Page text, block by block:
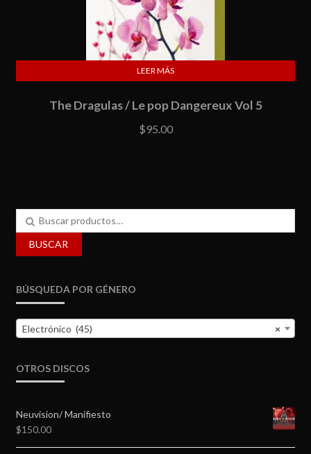
The Dragulas / Le pop Dangereux Vol 5
$95.00
LEER MÁS
Buscar
por:
BUSCAR
BÚSQUEDA POR GÉNERO
×
Electrónico (45)
OTROS DISCOS
Neuvision/ Manifiesto
$150.00